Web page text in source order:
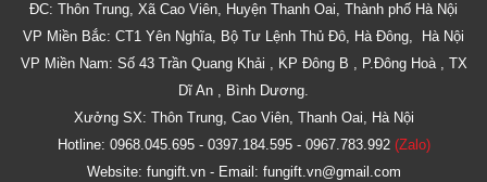
ĐC: Thôn Trung, Xã Cao Viên, Huyện Thanh Oai, Thành phố Hà Nội
VP Miền Bắc: CT1 Yên Nghĩa, Bộ Tư Lệnh Thủ Đô, Hà Đông, Hà Nội
VP Miền Nam: Số 43 Trần Quang Khải , KP Đông B , P.Đông Hoà , TX
Dĩ An , Bình Dương.
Xưởng SX: Thôn Trung, Cao Viên, Thanh Oai, Hà Nội
Hotline: 0968.045.695 - 0397.184.595 - 0967.783.992 (Zalo)
Website: fungift.vn - Email: fungift.vn@gmail.com